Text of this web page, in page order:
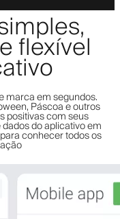
flexível
marca em segundos.
Páscoa e outros
positivas com seus
do aplicativo em
conhecer todos os